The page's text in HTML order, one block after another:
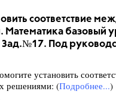
соответствие
Математика базовый
Под
установить
решениями: (Подробнее...)